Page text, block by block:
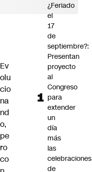
Ev
olu
cio
na
nd
o,
pe
ro
co
¿Feriado
el
17
de
septiembre?:
Presentan
proyecto
al
Congreso
para
extender
un
día
más
las
celebraciones
de